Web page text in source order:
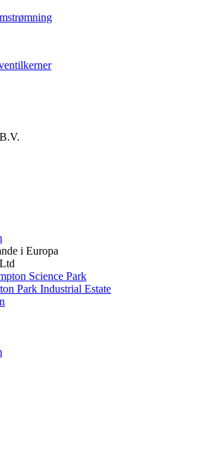
i Europa
Science Park
Park Industrial Estate